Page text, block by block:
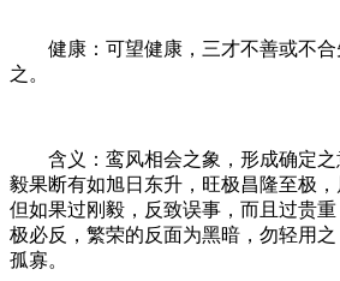
健康：可望健康，三才不善或不合
之。
含义：鸾风相会之象，形成确定之
毅果断有如旭日东升，旺极昌隆至极，
但如果过刚毅，反致误事，而且过贵
极必反，繁荣的反面为黑暗，勿轻用
孤寡。